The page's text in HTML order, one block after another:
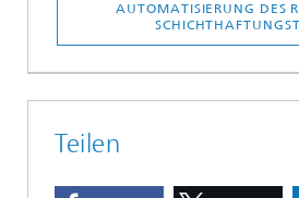
AUTOMATISIERUNG DES
Teilen